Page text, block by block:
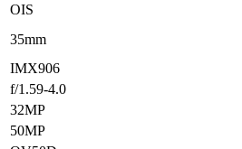
OIS
35mm
IMX906
f/1.59-4.0
32MP
50MP